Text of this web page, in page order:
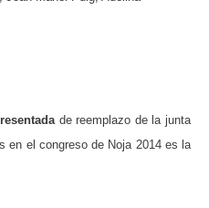
de reemplazo de la junta
en el congreso de Noja 2014 es la